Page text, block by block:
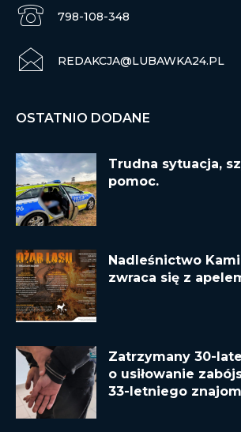
798-108-348
REDAKCJA@LUBAWKA24.PL
OSTATNIO DODANE
Trudna sytuacja,
pomoc.
Nadleśnictwo
zwraca się z
Zatrzymany 30-
o usiłowanie
33-letniego